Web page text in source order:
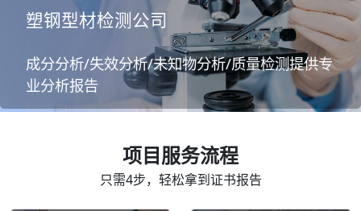
塑钢型材检测公司
成分分析/失效分析/未知物分析/质量检测提供专
业分析报告
项目服务流程
只需4步，轻松拿到证书报告